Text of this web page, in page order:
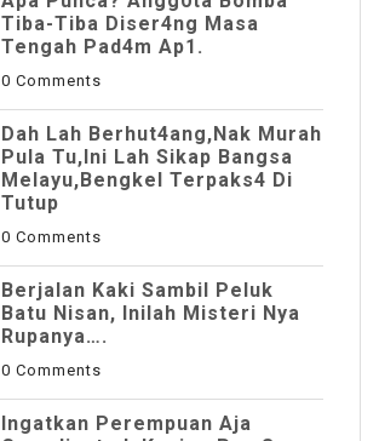
Tiba-Tiba Diser4ng Masa
Tengah Pad4m Ap1.
0 Comments
Dah Lah Berhut4ang,Nak Murah
Pula Tu,Ini Lah Sikap Bangsa
Melayu,Bengkel Terpaks4 Di
Tutup
0 Comments
Berjalan Kaki Sambil Peluk
Batu Nisan, Inilah Misteri Nya
Rupanya….
0 Comments
Ingatkan Perempuan Aja